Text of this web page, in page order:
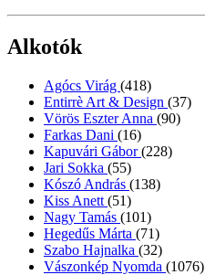
Alkotók
Agócs Virág (418)
Entirrè Art & Design (37)
Vörös Eszter Anna (90)
Farkas Dani (16)
Kapuvári Gábor(228)
Jari Sokka (55)
Kószó András (138)
Kiss Anett (51)
Nagy Tamás (101)
Hegedűs Márta (71)
Szabo Hajnalka (32)
Vászonkép Nyomda (1076)